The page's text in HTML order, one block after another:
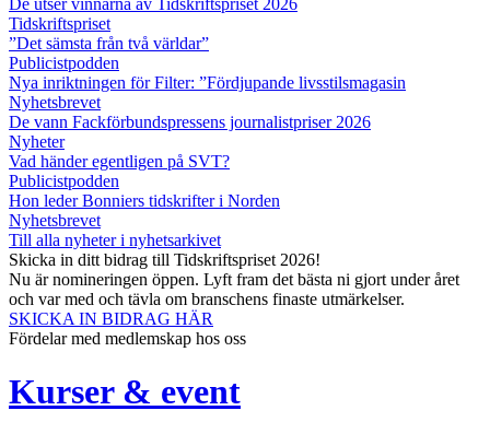
Tidskriftspriset
”Det sämsta från två världar”
Publicistpodden
Nya inriktningen för Filter: ”Fördjupande livsstilsmagasin
Nyhetsbrevet
De vann Fackförbundspressens journalistpriser 2026
Nyheter
Vad händer egentligen på SVT?
Publicistpodden
Hon leder Bonniers tidskrifter i Norden
Nyhetsbrevet
Till alla nyheter i nyhetsarkivet
Skicka in ditt bidrag till Tidskriftspriset 2026!
Nu är nomineringen öppen. Lyft fram det bästa ni gjort under året
och var med och tävla om branschens finaste utmärkelser.
SKICKA IN BIDRAG HÄR
Fördelar med medlemskap hos oss
Kurser & event